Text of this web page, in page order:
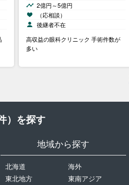
2億円～5億円
（応相談）
後継者不在
高収益の眼科クリニック 手術件数が
多い
）を探す
地域から探す
北海道
東北地方
海外
東南アジア